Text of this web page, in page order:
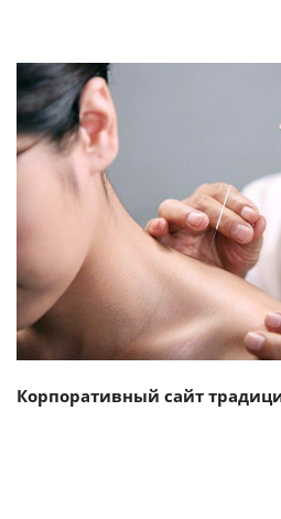
Смотреть
Корпоративный сайт